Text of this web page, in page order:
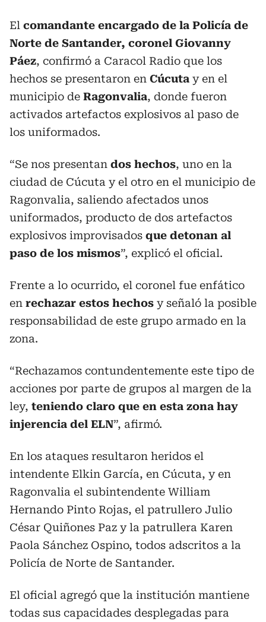
El comandante encargado de la Policía de
Norte de Santander, coronel Giovanny
Páez, confirmó a Caracol Radio que los
hechos se presentaron en Cúcuta y en el
municipio de Ragonvalia, donde fueron
activados artefactos explosivos al paso de
los uniformados.
“Se nos presentan dos hechos, uno en la
ciudad de Cúcuta y el otro en el municipio de
Ragonvalia, saliendo afectados unos
uniformados, producto de dos artefactos
explosivos improvisados que detonan al
paso de los mismos”, explicó el oficial.
Frente a lo ocurrido, el coronel fue enfático
en rechazar estos hechos y señaló la posible
responsabilidad de este grupo armado en la
zona.
“Rechazamos contundentemente este tipo de
acciones por parte de grupos al margen de la
ley, teniendo claro que en esta zona hay
injerencia del ELN”, afirmó.
En los ataques resultaron heridos el
intendente Elkin García, en Cúcuta, y en
Ragonvalia el subintendente William
Hernando Pinto Rojas, el patrullero Julio
César Quiñones Paz y la patrullera Karen
Paola Sánchez Ospino, todos adscritos a la
Policía de Norte de Santander.
El oficial agregó que la institución mantiene
todas sus capacidades desplegadas para